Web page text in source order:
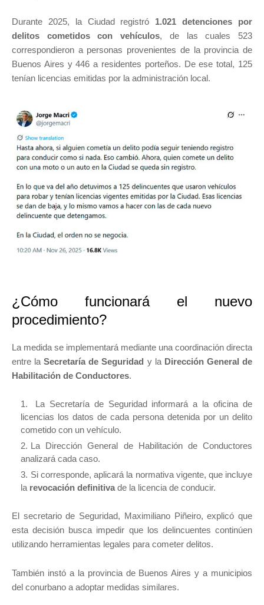
Durante 2025, la Ciudad registró 1.021 detenciones por
delitos cometidos con vehículos, de las cuales 523
correspondieron a personas provenientes de la provincia de
Buenos Aires y 446 a residentes porteños. De ese total, 125
tenían licencias emitidas por la administración local.
¿Cómo funcionará el nuevo
procedimiento?
La medida se implementará mediante una coordinación directa
entre laSecretaría de Seguridad y la Dirección General de
Habilitación de Conductores.
La Secretaría de Seguridad informará a la oficina de
licencias los datos de cada persona detenida por un delito
cometido con un vehículo.
La Dirección General de Habilitación de Conductores
analizará cada caso.
Si corresponde, aplicará la normativa vigente, que incluye
la revocación definitiva de la licencia de conducir.
El secretario de Seguridad, Maximiliano Piñeiro, explicó que
esta decisión busca impedir que los delincuentes continúen
utilizando herramientas legales para cometer delitos.
También instó a la provincia de Buenos Aires y a municipios
del conurbano a adoptar medidas similares.